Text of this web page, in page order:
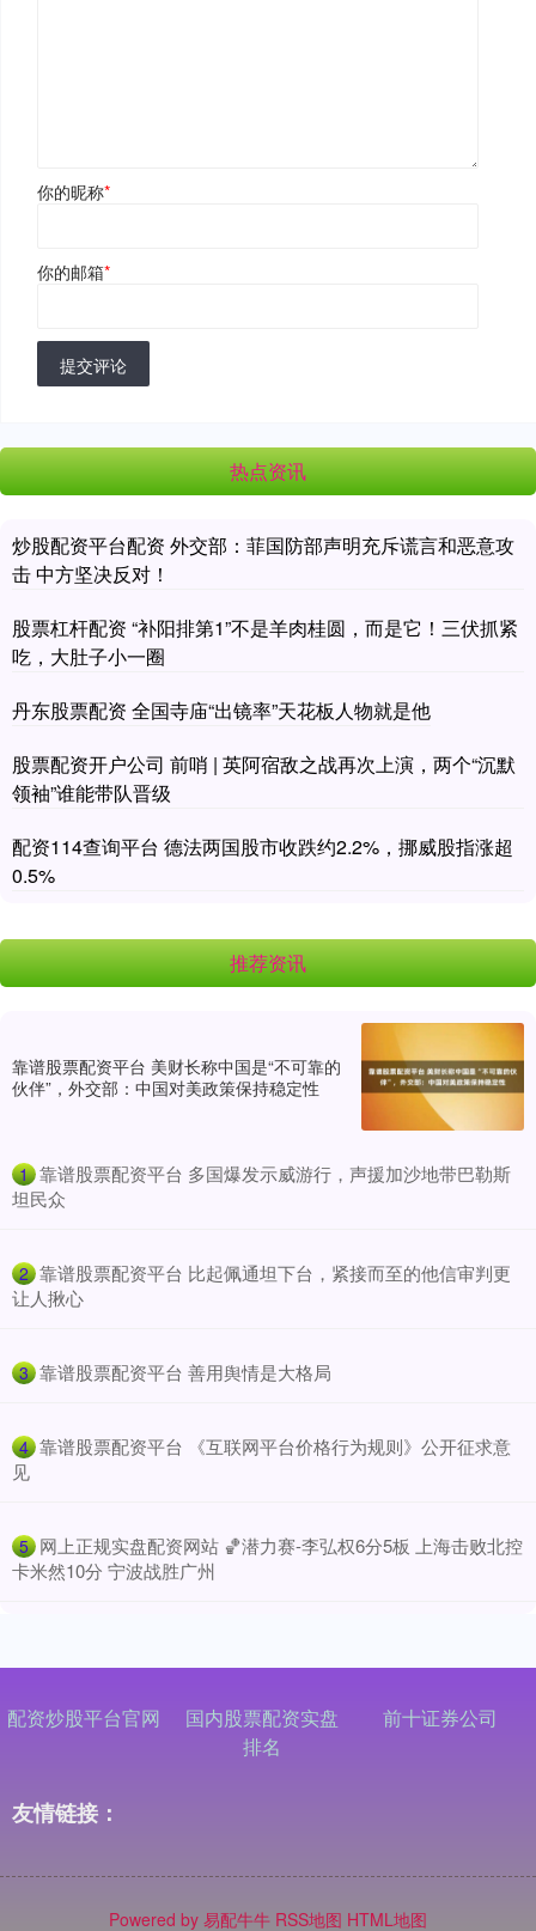
你的昵称*
你的邮箱*
提交评论
热点资讯
炒股配资平台配资 外交部：菲国防部声明充斥谎言和恶意攻
击 中方坚决反对！
股票杠杆配资 “补阳排第1”不是羊肉桂圆，而是它！三伏抓紧
吃，大肚子小一圈
丹东股票配资 全国寺庙“出镜率”天花板人物就是他
股票配资开户公司 前哨 | 英阿宿敌之战再次上演，两个“沉默
领袖”谁能带队晋级
配资114查询平台 德法两国股市收跌约2.2%，挪威股指涨超
0.5%
推荐资讯
靠谱股票配资平台 美财长称中国是“不可靠的
伙伴”，外交部：中国对美政策保持稳定性
1 ​靠谱股票配资平台 多国爆发示威游行，声援加沙地带巴勒斯
坦民众
2 ​靠谱股票配资平台 比起佩通坦下台，紧接而至的他信审判更
让人揪心
3 ​靠谱股票配资平台 善用舆情是大格局
4 ​靠谱股票配资平台 《互联网平台价格行为规则》公开征求意
见
5 ​网上正规实盘配资网站 🏀潜力赛-李弘权6分5板 上海击败北控
卡米然10分 宁波战胜广州
配资炒股平台官网
国内股票配资实盘
排名
前十证券公司
友情链接：
Powered by 易配牛牛 RSS地图 HTML地图